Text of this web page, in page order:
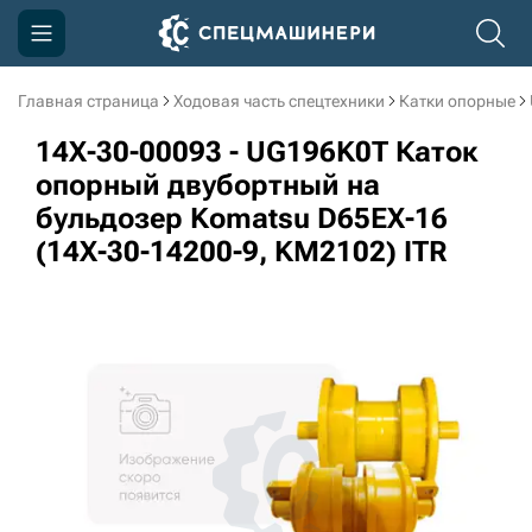
Главная страница Ходовая часть спецтехники Катки опорные
14X-30-00093 - UG196K0T Каток
опорный двубортный на
бульдозер Komatsu D65EX-16
(14X-30-14200-9, KM2102) ITR
Компания
Акции
Доставка и оплата
Информация
3D тур по складам
sksale@skdst.ru